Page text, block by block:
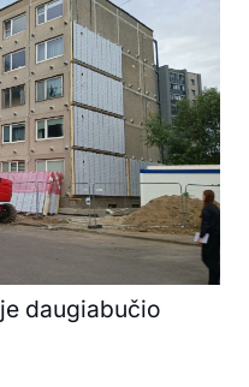
daugiabučio